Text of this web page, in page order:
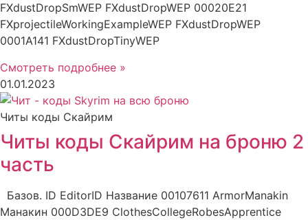
FXdustDropSmWEP FXdustDropWEP 00020E21
FXprojectileWorkingExampleWEP FXdustDropWEP
0001A141 FXdustDropTinyWEP
Смотреть подробнее »
01.01.2023
Читы коды Скайрим
Читы коды Скайрим на броню 2
часть
Базов. ID EditorID Название 00107611 ArmorManakin
Манакин 000D3DE9 ClothesCollegeRobesApprentice